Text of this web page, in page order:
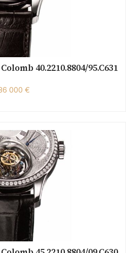
40.2210.8804/95.C631
000 €